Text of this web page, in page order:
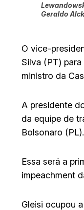
Geraldo
O vice-
Silva (PT)
ministro da
A presidente
da equipe de
Bolsonaro (PL).
Essa será a
impeachment
Gleisi ocupou